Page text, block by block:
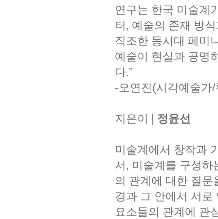
연구는 한국 미술계
터, 예술의 존재 방
직조한 동시대 페미
예술이 현실과 공명
다.”
-오연진(시각예술가
지은이 | 정윤선
미술계에서 창작과
서, 미술계를 구성
의 관계에 대한 질문
경과 그 안에서 서
요소들의 관계에 관